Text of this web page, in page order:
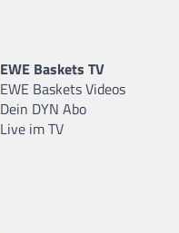
EWE Baskets TV
EWE Baskets Videos
Dein DYN Abo
Live im TV